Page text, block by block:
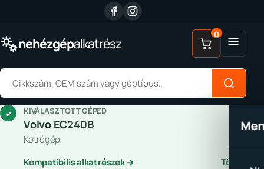
nehézgépalkatrész
Alkatrész keresése
0Menü
✓ KIVÁLASZTOTT GÉPED
Volvo EC240B
Kotrógép
Kompatibilis alkatrészek →
Törlés